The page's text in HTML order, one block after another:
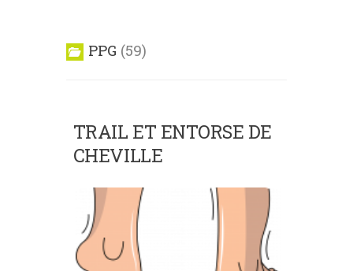
PPG 59
TRAIL ET ENTORSE DE
CHEVILLE